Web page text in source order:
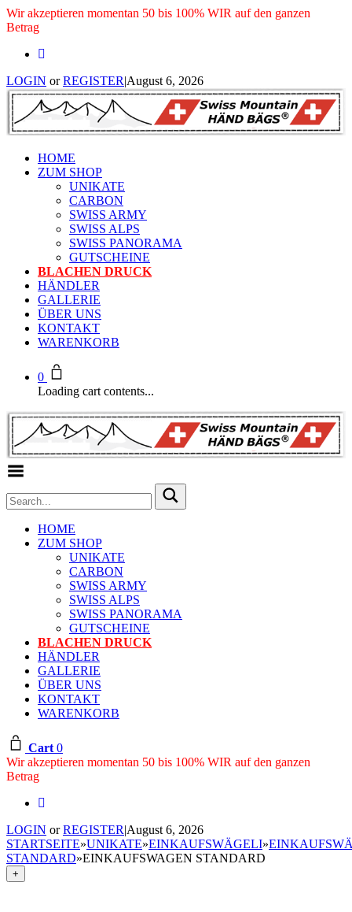
Wir akzeptieren momentan 50 bis 100% WIR auf den ganzen
Betrag
LOGIN orREGISTER|August 6, 2026
HOME
ZUM SHOP
UNIKATE
CARBON
SWISS ARMY
SWISS ALPS
SWISS PANORAMA
GUTSCHEINE
BLACHEN DRUCK
HÄNDLER
GALLERIE
ÜBER UNS
KONTAKT
WARENKORB
0
Loading cart contents...
HOME
ZUM SHOP
UNIKATE
CARBON
SWISS ARMY
SWISS ALPS
SWISS PANORAMA
GUTSCHEINE
BLACHEN DRUCK
HÄNDLER
GALLERIE
ÜBER UNS
KONTAKT
WARENKORB
Cart 0
Wir akzeptieren momentan 50 bis 100% WIR auf den ganzen
Betrag
LOGIN orREGISTER|August 6, 2026
STARTSEITE»UNIKATE»EINKAUFSWÄGELI»
STANDARD»EINKAUFSWAGEN STANDARD
+